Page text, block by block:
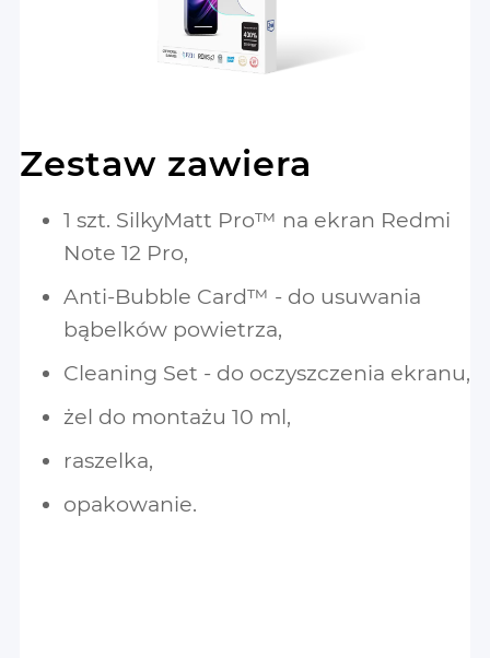
Zestaw zawiera
1 szt. SilkyMatt Pro™ na ekran Redmi
Note 12 Pro,
Anti-Bubble Card™ - do usuwania
bąbelków powietrza,
Cleaning Set - do oczyszczenia ekranu,
żel do montażu 10 ml,
raszelka,
opakowanie.